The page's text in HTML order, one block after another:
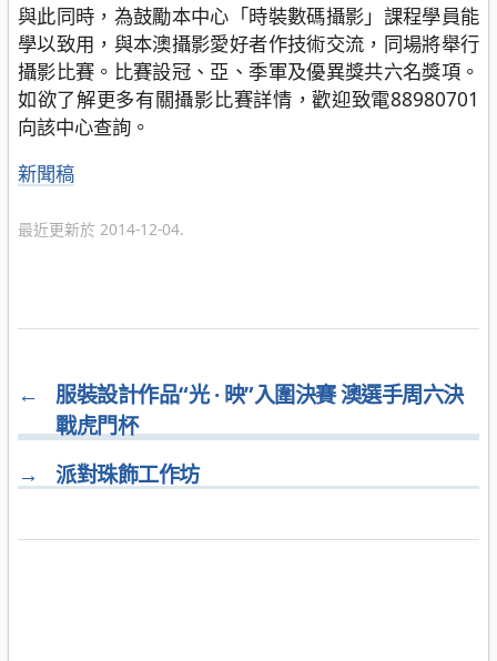
與此同時，為鼓勵本中心「時裝數碼攝影」課程學員能
學以致用，與本澳攝影愛好者作技術交流，同場將舉行
攝影比賽。比賽設冠、亞、季軍及優異獎共六名獎項。
如欲了解更多有關攝影比賽詳情，歡迎致電88980701
向該中心查詢。
分
新聞稿
最近更新於 2014-12-04.
←
服裝設計作品“光 · 映”入圍決賽 澳選手周六決
戰虎門杯
→
派對珠飾工作坊